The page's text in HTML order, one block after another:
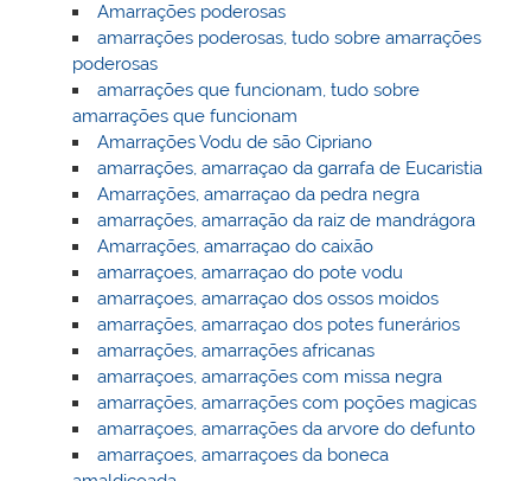
Amarrações poderosas
amarrações poderosas, tudo sobre amarrações
poderosas
amarrações que funcionam, tudo sobre
amarrações que funcionam
Amarrações Vodu de são Cipriano
amarrações, amarraçao da garrafa de Eucaristia
Amarrações, amarraçao da pedra negra
amarrações, amarração da raiz de mandrágora
Amarrações, amarraçao do caixão
amarraçoes, amarraçao do pote vodu
amarraçoes, amarraçao dos ossos moidos
amarrações, amarraçao dos potes funerários
amarrações, amarrações africanas
amarraçoes, amarrações com missa negra
amarrações, amarrações com poções magicas
amarraçoes, amarrações da arvore do defunto
amarraçoes, amarraçoes da boneca